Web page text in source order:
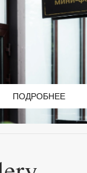
ПОДРОБНЕЕ